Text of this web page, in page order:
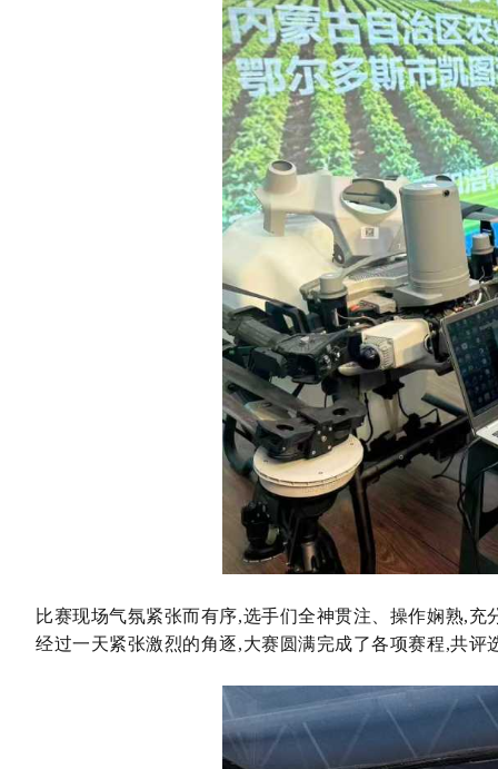
比赛现场气氛紧张而有序,选手们全神贯注、操作娴熟,
经过一天紧张激烈的角逐,大赛圆满完成了各项赛程,共评